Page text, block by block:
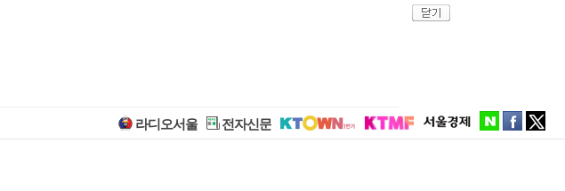
라디오서울 전자신문 naverfacebooktwitter